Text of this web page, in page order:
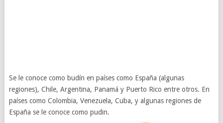
Se le conoce como budín en países como España (algunas
regiones), Chile, Argentina, Panamá y Puerto Rico entre otros. En
países como Colombia, Venezuela, Cuba, y algunas regiones de
España se le conoce como pudin.